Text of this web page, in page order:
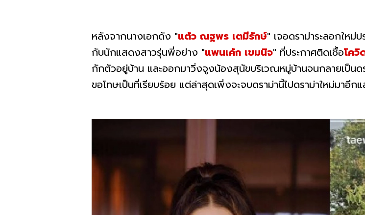
หลังจากนางเอกดัง "แต้ว ณฐพร เตมีรักษ์" เจอดราม่าระลอกใหม่
กับนักแสดงสาวรุ่นพี่อย่าง "แพนเค้ก เขมนิจ" ที่ประกาศติดเชื้อโควิ
กักตัวอยู่บ้าน และออกมาวิ่งจูงน้องสุนัขบริเวณหมู่บ้านจนกลายเป็นด
ขอโทษเป็นที่เรียบร้อย แต่ล่าสุดเพิ่งจะจบดราม่านี้ไปดราม่าใหม่มาอีก